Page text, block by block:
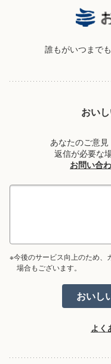
誰もがいつまでも
おい
あなたのご意
返信が必要な
お問い合
※今後のサービス向上のため、
場合もございます。
よく